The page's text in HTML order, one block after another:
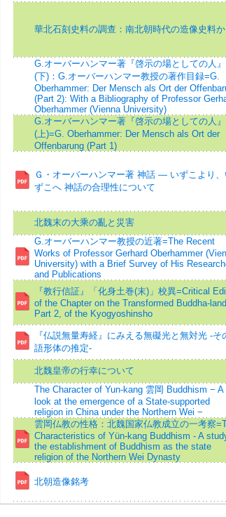
華北石刻史料の調查：南北朝時代の造像史料か
G.オーバーハンマー著『啓示の場としての人』
(下)：G.オーバーハンマー教授の著作目録=G.
Oberhammer: Der Mensch als Ort der
(Part 2): With a Bibliography of Professor
Oberhammer (Vienna University)
G.オーバーハンマー著『啓示の場としての人』
(上)=G. Oberhammer: Der Mensch als Ort der
Offenbarung (Part 1)
Ｇ・オーバーハンマー著 神話 — いずこより、
ずこへ 神話の合理性について
北魏末の大乘の亂と災害
G.オーバーハンマー教授の近著=The Recent
Works of Professor Gerhard Oberhammer
University) with a Brief Survey of His
and Publications
『教行信証』「化身土巻(末)」校異=Critical
of the Chapter on the Transformed Buddha-
Part 2, of the Kyogyoshinsho
『仏説無量寿経』にみえる無礙光と無対光 -そ
語形体の推定-
北魏皇帝の行幸について
The Character of Yun-kang 雲岡 Buddhism − A
look at the emergence of a State-supported
religion in China under the Northern Wei −
雲岡仏教の性格：北魏国家仏教成立の一考察
Characteristics of Yün-kang Buddhism - A
the establishment of Buddhism as the state
religion of the Northern Wei Dynasty
北朝造像銘考